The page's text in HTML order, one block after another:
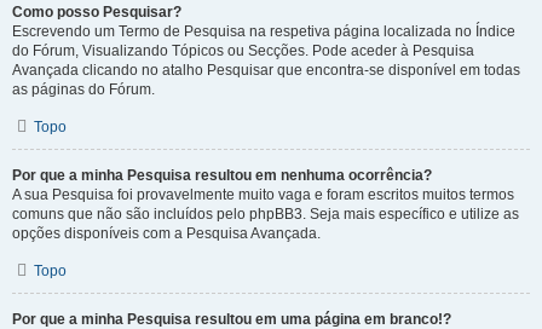
Como posso Pesquisar?
Escrevendo um Termo de Pesquisa na respetiva página localizada no Índice
do Fórum, Visualizando Tópicos ou Secções. Pode aceder à Pesquisa
Avançada clicando no atalho Pesquisar que encontra-se disponível em todas
as páginas do Fórum.
Topo
Por que a minha Pesquisa resultou em nenhuma ocorrência?
A sua Pesquisa foi provavelmente muito vaga e foram escritos muitos termos
comuns que não são incluídos pelo phpBB3. Seja mais específico e utilize as
opções disponíveis com a Pesquisa Avançada.
Topo
Por que a minha Pesquisa resultou em uma página em branco!?